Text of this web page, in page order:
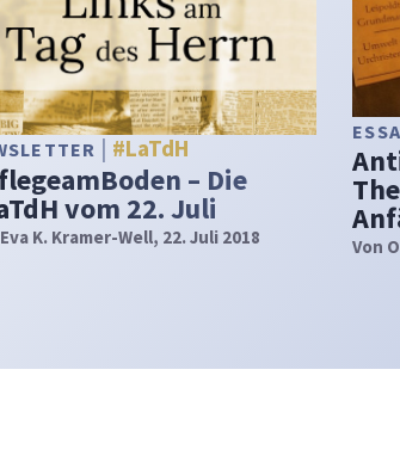
#LaTdH
– Die
vom 22. Juli
Eva K. Kramer-Well, 22. Juli 2018 Von